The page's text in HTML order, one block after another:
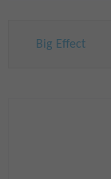
Big Effect